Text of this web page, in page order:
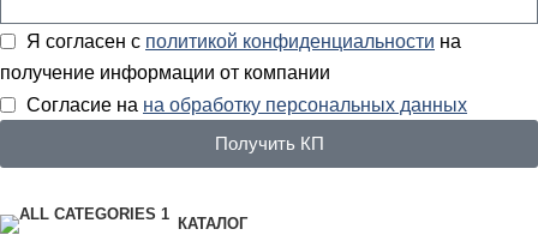
Я согласен с политикой конфиденциальности на
получение информации от компании
Согласие на на обработку персональных данных
Получить КП
КАТАЛОГ